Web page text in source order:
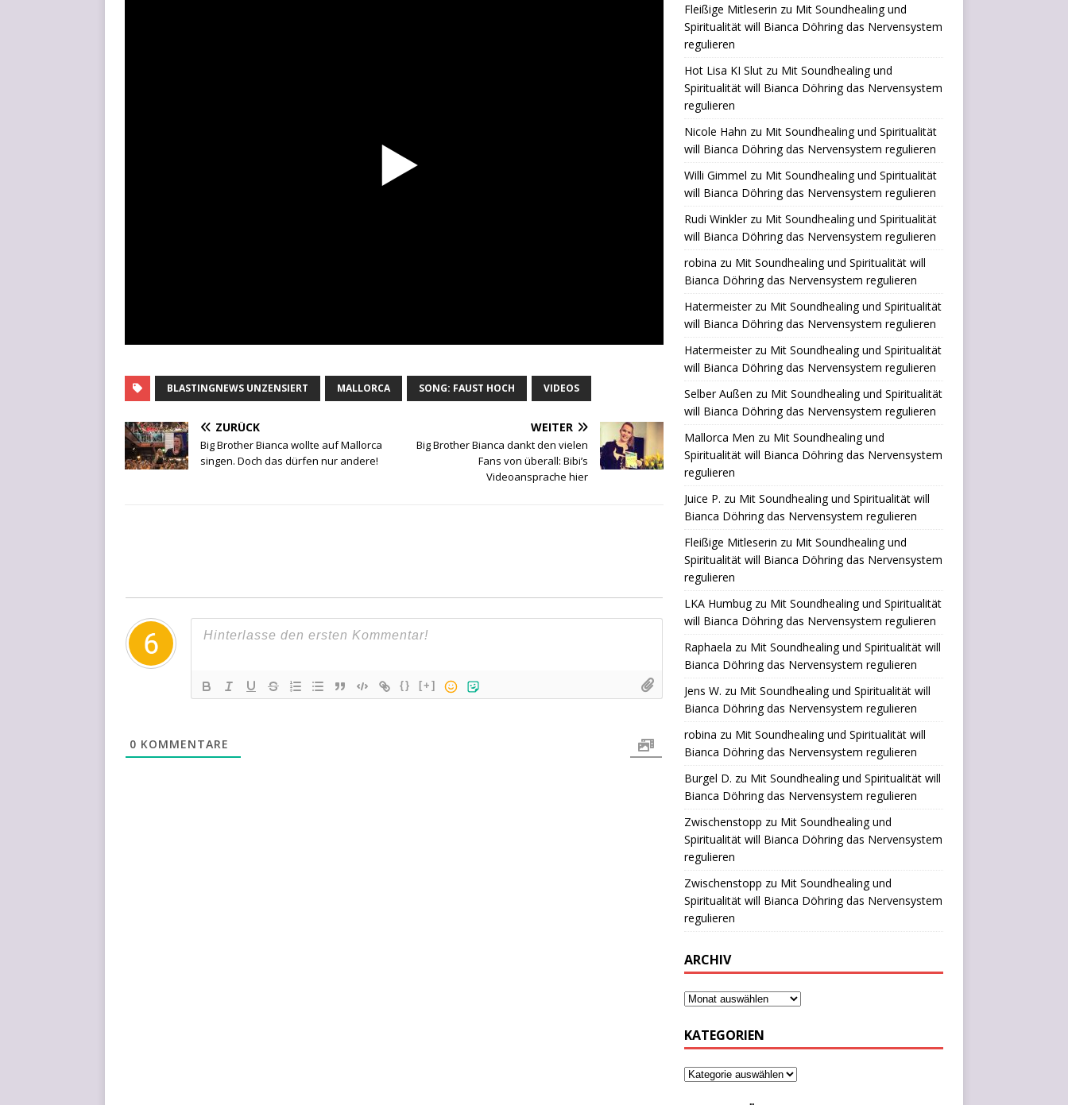
BLASTINGNEWS UNZENSIERT MALLORCA SONG: FAUST HOCH VIDEOS
ZURÜCK
Big Brother Bianca wollte auf Mallorca
singen. Doch das dürfen nur andere!
WEITER
Big Brother Bianca dankt den vielen
Fans von überall: Bibi’s
Videoansprache hier
{} [+]
0 KOMMENTARE
Fleißige Mitleserin zu Mit Soundhealing und
Spiritualität will Bianca Döhring das Nervensystem
regulieren
Hot Lisa KI Slutzu Mit Soundhealing und
Spiritualität will Bianca Döhring das Nervensystem
regulieren
Nicole Hahn zu Mit Soundhealing und Spiritualität
will Bianca Döhring das Nervensystem regulieren
Willi Gimmel zu Mit Soundhealing und Spiritualität
will Bianca Döhring das Nervensystem regulieren
Rudi Winklerzu Mit Soundhealing und Spiritualität
will Bianca Döhring das Nervensystem regulieren
robina zu Mit Soundhealing und Spiritualität will
Bianca Döhring das Nervensystem regulieren
Hatermeisterzu Mit Soundhealing und Spiritualität
will Bianca Döhring das Nervensystem regulieren
Hatermeisterzu Mit Soundhealing und Spiritualität
will Bianca Döhring das Nervensystem regulieren
Selber Außen zu Mit Soundhealing und Spiritualität
will Bianca Döhring das Nervensystem regulieren
Mallorca Men zu Mit Soundhealing und
Spiritualität will Bianca Döhring das Nervensystem
regulieren
Juice P. zu Mit Soundhealing und Spiritualität will
Bianca Döhring das Nervensystem regulieren
Fleißige Mitleserin zu Mit Soundhealing und
Spiritualität will Bianca Döhring das Nervensystem
regulieren
LKA Humbugzu Mit Soundhealing und Spiritualität
will Bianca Döhring das Nervensystem regulieren
Raphaela zu Mit Soundhealing und Spiritualität will
Bianca Döhring das Nervensystem regulieren
Jens W. zu Mit Soundhealing und Spiritualität will
Bianca Döhring das Nervensystem regulieren
robina zu Mit Soundhealing und Spiritualität will
Bianca Döhring das Nervensystem regulieren
Burgel D. zu Mit Soundhealing und Spiritualität will
Bianca Döhring das Nervensystem regulieren
Zwischenstopp zu Mit Soundhealing und
Spiritualität will Bianca Döhring das Nervensystem
regulieren
Zwischenstopp zu Mit Soundhealing und
Spiritualität will Bianca Döhring das Nervensystem
regulieren
ARCHIV
KATEGORIEN